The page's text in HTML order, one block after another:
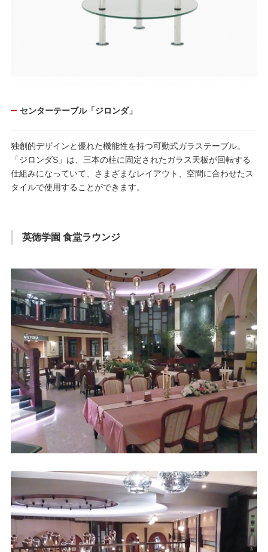
センターテーブル「ジロンダ」
独創的デザインと優れた機能性を持つ可動式ガラステーブル。
「ジロンダS」は、三本の柱に固定されたガラス天板が回転する
仕組みになっていて、さまざまなレイアウト、空間に合わせたス
タイルで使用することができます。
英徳学園 食堂ラウンジ